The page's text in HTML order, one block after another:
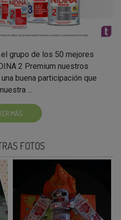
grupo de los 50 mejores
2 Premium nuestros
buena participación que
...
MÁS
FOTOS